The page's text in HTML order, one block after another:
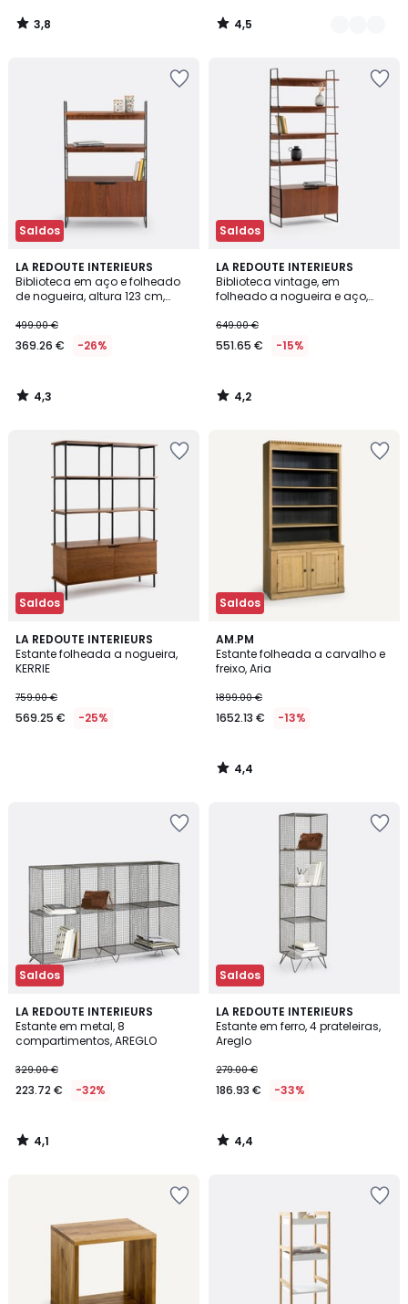
3,8
/
4,5
/
Saldos
LA REDOUTE INTERIEURS
Biblioteca em aço e folheado
de nogueira, altura 123 cm,
499.00 €
369.26 € -26%
4,3
/ 5
4,3
/
Saldos
LA REDOUTE INTERIEURS
Biblioteca vintage, em
folheado a nogueira e aço,
649.00 €
551.65 € -15%
4,2
/ 5
4,2
/
Saldos
LA REDOUTE INTERIEURS
Estante folheada a nogueira,
KERRIE
759.00 €
569.25 € -25%
Saldos
AM.PM
Estante folheada a carvalho e
freixo, Aria
1899.00 €
1652.13 € -13%
4,4
/ 5
4,4
/
Saldos
LA REDOUTE INTERIEURS
Estante em metal, 8
compartimentos, AREGLO
329.00 €
223.72 € -32%
4,1
/ 5
4,1
/
Saldos
LA REDOUTE INTERIEURS
Estante em ferro, 4 prateleiras,
Areglo
279.00 €
186.93 € -33%
4,4
/ 5
4,4
/